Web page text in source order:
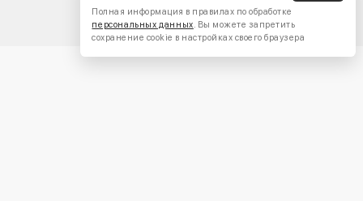
Полная информация в правилах по обработке
персональных данных. Вы можете запретить
сохранение cookie в настройках своего браузера